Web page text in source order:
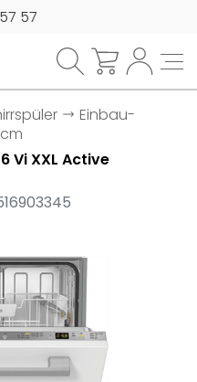
57
Einbau-
Vi XXL Active